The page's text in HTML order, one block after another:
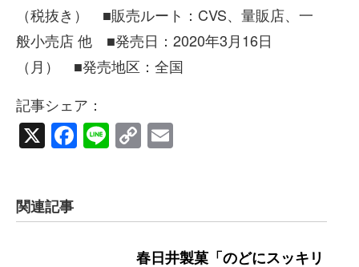
（税抜き） ■販売ルート：CVS、量販店、一
般小売店 他 ■発売日：2020年3月16日
（月） ■発売地区：全国
記事シェア：
X Facebook
LineCopy
関連記事
春日井製菓「のどにスッキリ